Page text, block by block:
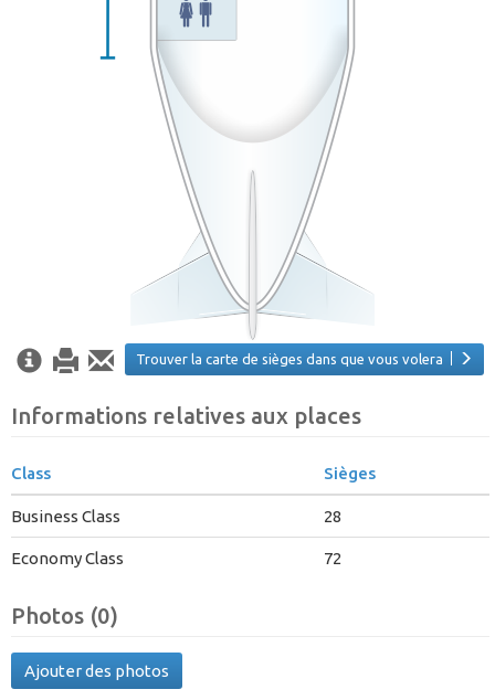
Trouver la carte de sièges dans que vous volera
Informations relatives aux places
Class Sièges
Business Class 28
Economy Class 72
Photos (0)
Ajouter des photos